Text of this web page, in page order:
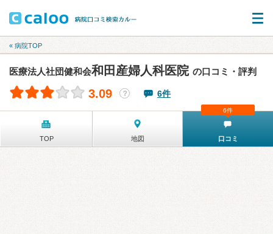
« 病院TOP
医療法人社団健和会和田産婦人科医院 の口コミ・評判
3.09 ？ 6件
TOP 地図 口コミ
6件